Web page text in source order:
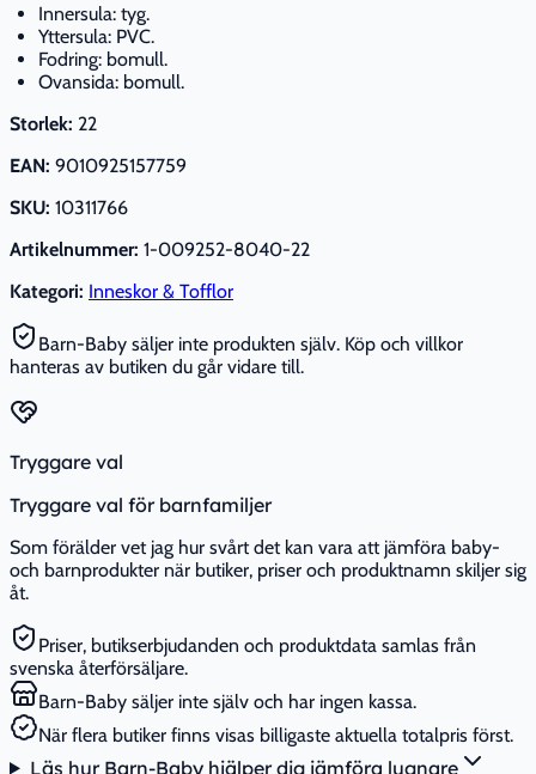
Innersula: tyg.
Yttersula: PVC.
Fodring: bomull.
Ovansida: bomull.
Storlek: 22
EAN: 9010925157759
SKU: 10311766
Artikelnummer: 1-009252-8040-22
Kategori: Inneskor & Tofflor
Barn-Baby säljer inte produkten själv. Köp och villkor
hanteras av butiken du går vidare till.
Tryggare val
Tryggare val för barnfamiljer
Som förälder vet jag hur svårt det kan vara att jämföra baby-
och barnprodukter när butiker, priser och produktnamn skiljer sig
åt.
Priser, butikserbjudanden och produktdata samlas från
svenska återförsäljare.
Barn-Baby säljer inte själv och har ingen kassa.
När flera butiker finns visas billigaste aktuella totalpris först.
Läs hur Barn-Baby hjälper dig jämföra lugnare